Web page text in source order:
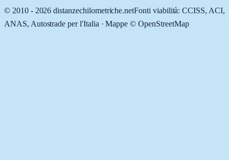
© 2010 - 2026 distanzechilometriche.netFonti viabilità: CCISS, ACI,
ANAS, Autostrade per l'Italia · Mappe © OpenStreetMap